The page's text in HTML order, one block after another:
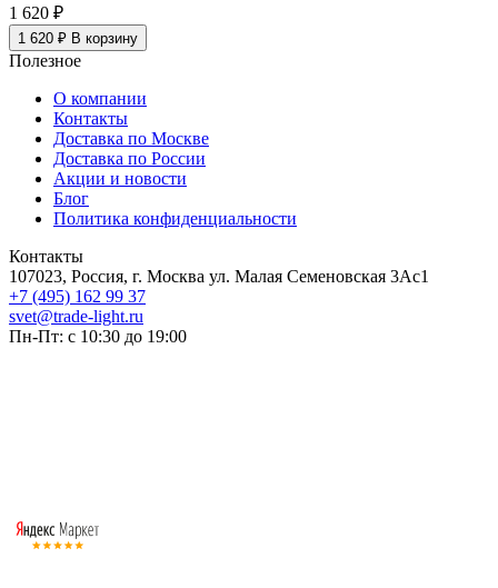
1 620 ₽
1 620 ₽ В корзину
Полезное
О компании
Контакты
Доставка по Москве
Доставка по России
Акции и новости
Блог
Политика конфиденциальности
Контакты
107023, Россия, г. Москва ул. Малая Семеновская 3Ас1
+7 (495) 162 99 37
svet@trade-light.ru
Пн-Пт: с 10:30 до 19:00